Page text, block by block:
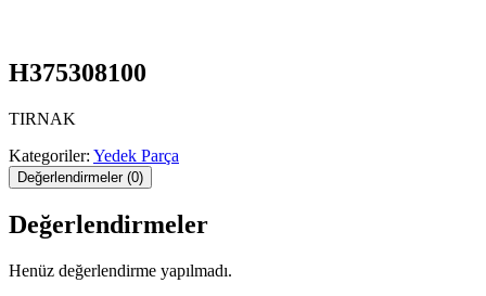
H375308100
TIRNAK
Kategoriler: Yedek Parça
Değerlendirmeler (0)
Değerlendirmeler
Henüz değerlendirme yapılmadı.